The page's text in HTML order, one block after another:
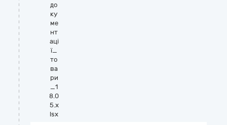
до
ку
ме
нт
аці
ї_
то
ва
ри
_1
8.0
5.x
lsx